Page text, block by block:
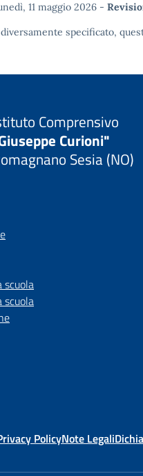
11 maggio 2026 -
specificato,
Comprensivo
Curioni"
Sesia (NO)
scuola
scuola
PolicyNote Legali